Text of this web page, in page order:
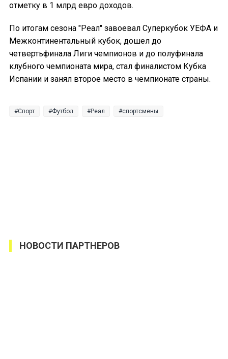
отметку в 1 млрд евро доходов.
По итогам сезона "Реал" завоевал Суперкубок УЕФА и
Межконтинентальный кубок, дошел до
четвертьфинала Лиги чемпионов и до полуфинала
клубного чемпионата мира, стал финалистом Кубка
Испании и занял второе место в чемпионате страны.
Спорт Футбол Реал спортсмены
НОВОСТИ ПАРТНЕРОВ